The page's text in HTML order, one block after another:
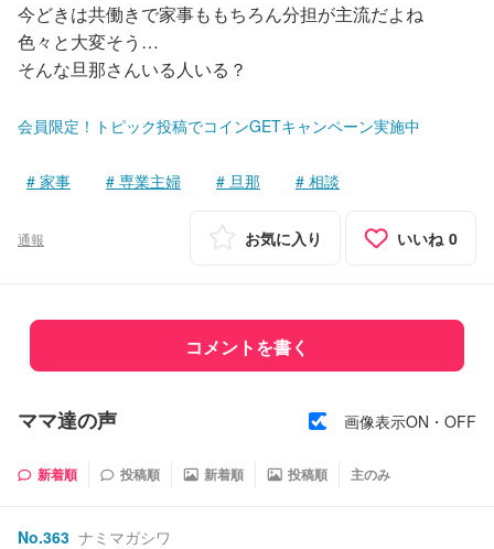
今どきは共働きで家事ももちろん分担が主流だよね
色々と大変そう…
そんな旦那さんいる人いる？
会員限定！トピック投稿でコインGETキャンペーン実施中
家事 専業主婦 旦那 相談
通報 お気に入り いいね 0
コメントを書く
ママ達の声 画像表示ON・OFF
新着順 投稿順 新着順 投稿順 主のみ
No.363 ナミマガシワ